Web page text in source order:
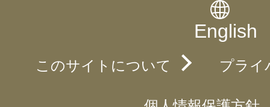
English
このサイトについて プライ